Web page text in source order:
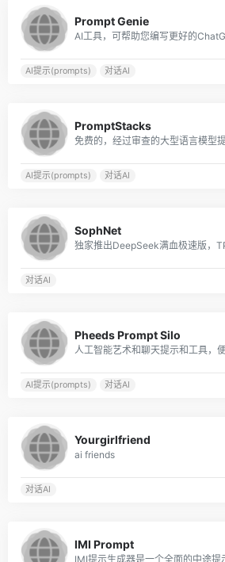
Prompt Genie
AI工具，可帮助您编写更好的
AI提示(prompts) 对话AI
PromptStacks
AI提示(prompts) 对话AI
SophNet
对话AI
Pheeds Prompt Silo
人工智能艺术和聊天提示和工具，
AI提示(prompts) 对话AI
Yourgirlfriend
ai friends
对话AI
IMI Prompt
IMI提示生成器是一个全面的中途提